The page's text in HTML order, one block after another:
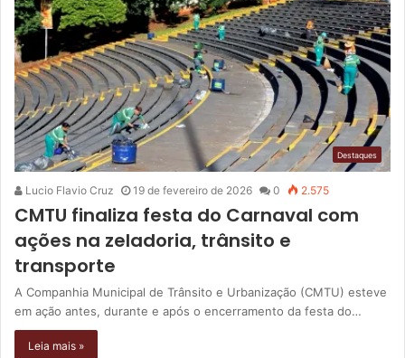
Destaques
Lucio Flavio Cruz 19 de fevereiro de 2026 0 2.575
CMTU finaliza festa do Carnaval com
ações na zeladoria, trânsito e
transporte
A Companhia Municipal de Trânsito e Urbanização (CMTU) esteve
em ação antes, durante e após o encerramento da festa do…
Leia mais »